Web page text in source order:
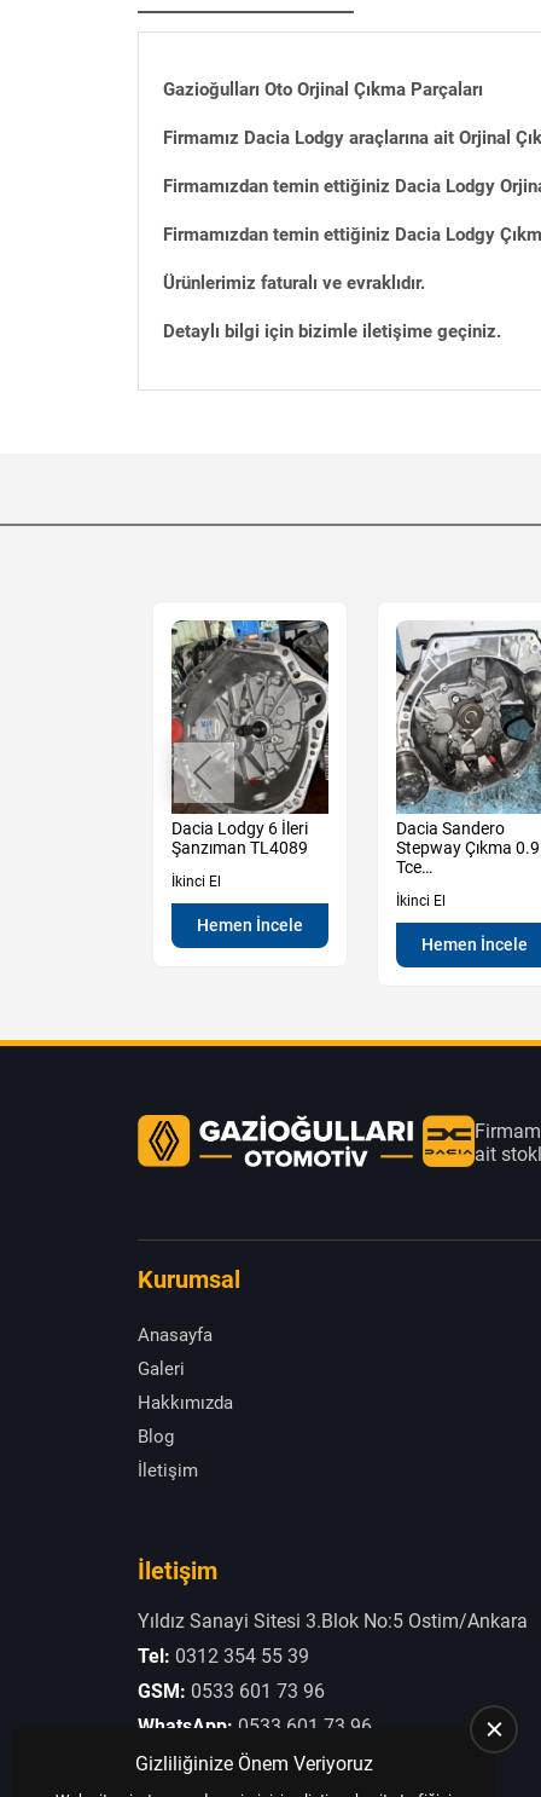
Gazioğulları Oto Orjinal Çıkma Parçaları
Firmamız Dacia Lodgy araçlarına ait Orjinal
Firmamızdan temin ettiğiniz Dacia Lodgy
Firmamızdan temin ettiğiniz Dacia Lodgy
Ürünlerimiz faturalı ve evraklıdır.
Detaylı bilgi için bizimle iletişime geçiniz.
Dacia Lodgy 6 İleri
Şanzıman TL4089
İkinci El
Hemen İncele
Dacia Sandero
Stepway Çıkma 0.9
Tce
Şanzıman Manuel
İkinci El
Hemen İncele
ait
Kurumsal
Anasayfa
Galeri
Hakkımızda
Blog
İletişim
İletişim
Yıldız Sanayi Sitesi 3.Blok No:5 Ostim/Ankara
Tel: 0312 354 55 39
GSM: 0533 601 73 96
WhatsApp: 0533 601 73 96
E-Posta:otogaziogullari@hotmail.com
Gizliliğinize Önem Veriyoruz